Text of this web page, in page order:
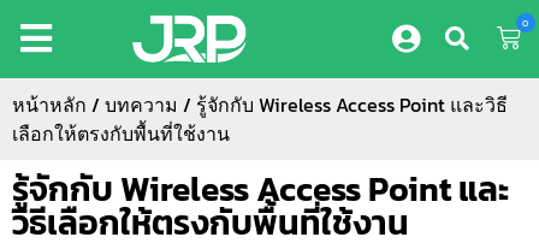
0
หน้าหลัก / บทความ / รู้จักกับ Wireless Access Point และวิธี
เลือกให้ตรงกับพื้นที่ใช้งาน
รู้จักกับ Wireless Access Point และ
วิธีเลือกให้ตรงกับพื้นที่ใช้งาน